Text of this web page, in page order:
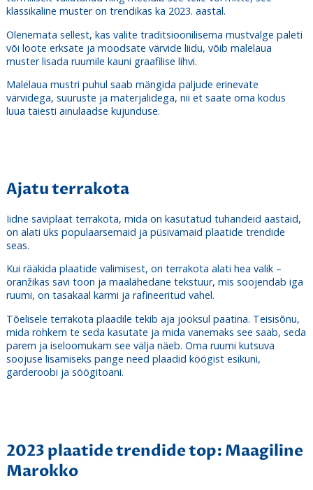
klassikaline muster on trendikas ka 2023. aastal.
Olenemata sellest, kas valite traditsioonilisema mustvalge paleti
või loote erksate ja moodsate värvide liidu, võib malelaua
muster lisada ruumile kauni graafilise lihvi.
Malelaua mustri puhul saab mängida paljude erinevate
värvidega, suuruste ja materjalidega, nii et saate oma kodus
luua täiesti ainulaadse kujunduse.
Ajatu terrakota
Iidne saviplaat terrakota, mida on kasutatud tuhandeid aastaid,
on alati üks populaarsemaid ja püsivamaid plaatide trendide
seas.
Kui rääkida plaatide valimisest, on terrakota alati hea valik –
oranžikas savi toon ja maalähedane tekstuur, mis soojendab iga
ruumi, on tasakaal karmi ja rafineeritud vahel.
Tõelisele terrakota plaadile tekib aja jooksul paatina. Teisisõnu,
mida rohkem te seda kasutate ja mida vanemaks see saab, seda
parem ja iseloomukam see välja näeb. Oma ruumi kutsuva
soojuse lisamiseks pange need plaadid köögist esikuni,
garderoobi ja söögitoani.
2023 plaatide trendide top: Maagiline
Marokko